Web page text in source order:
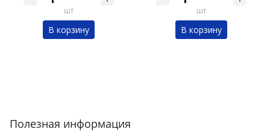
шт
В корзину
шт
В корзину
Полезная информация